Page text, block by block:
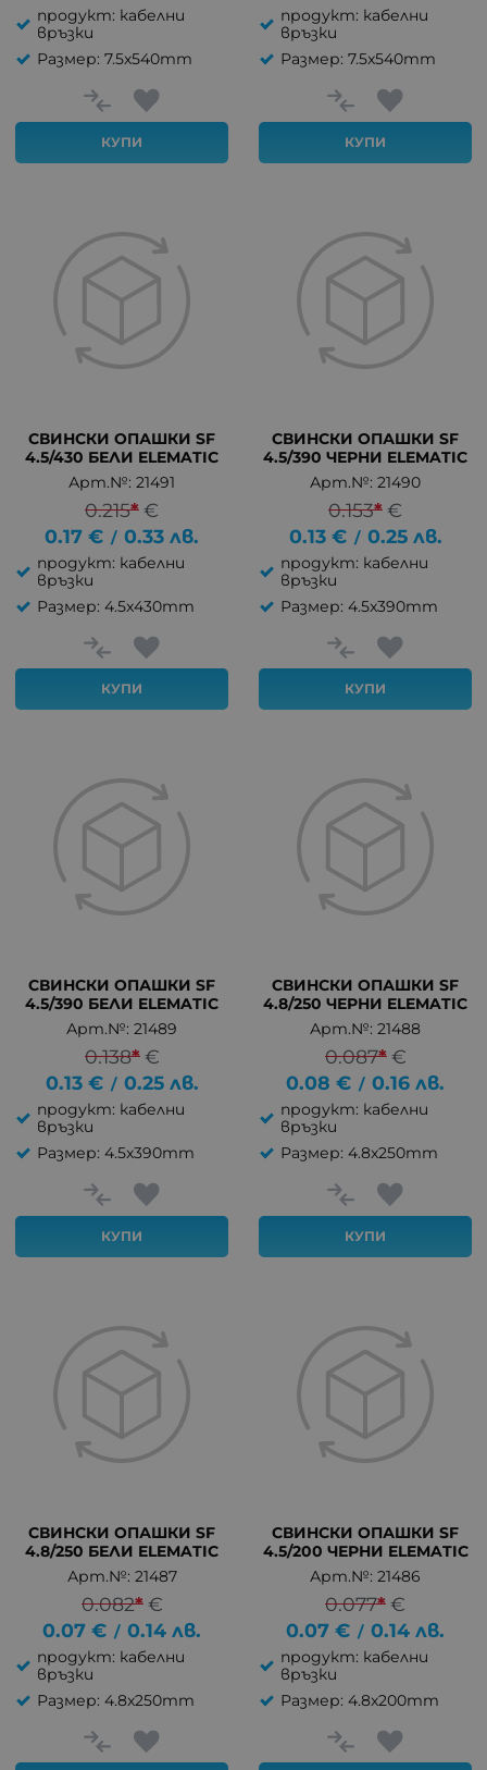
продукт: кабелни
връзки
Размер: 7.5x540mm
КУПИ
продукт: кабелни
връзки
Размер: 7.5x540mm
КУПИ
СВИНСКИ ОПАШКИ SF
4.5/430 БЕЛИ ELEMATIC
Арт.№: 21491
0.215*€
0.17 € / 0.33 лв.
продукт: кабелни
връзки
Размер: 4.5x430mm
КУПИ
СВИНСКИ ОПАШКИ SF
4.5/390 ЧЕРНИ ELEMATIC
Арт.№: 21490
0.153*€
0.13 € / 0.25 лв.
продукт: кабелни
връзки
Размер: 4.5x390mm
КУПИ
СВИНСКИ ОПАШКИ SF
4.5/390 БЕЛИ ELEMATIC
Арт.№: 21489
0.138* €
0.13 € / 0.25 лв.
продукт: кабелни
връзки
Размер: 4.5x390mm
КУПИ
СВИНСКИ ОПАШКИ SF
4.8/250 ЧЕРНИ ELEMATIC
Арт.№: 21488
0.087* €
0.08 € / 0.16 лв.
продукт: кабелни
връзки
Размер: 4.8x250mm
КУПИ
СВИНСКИ ОПАШКИ SF
4.8/250 БЕЛИ ELEMATIC
Арт.№: 21487
0.082* €
0.07 € / 0.14 лв.
продукт: кабелни
връзки
Размер: 4.8x250mm
СВИНСКИ ОПАШКИ SF
4.5/200 ЧЕРНИ ELEMATIC
Арт.№: 21486
0.077*€
0.07 € / 0.14 лв.
продукт: кабелни
връзки
Размер: 4.8x200mm